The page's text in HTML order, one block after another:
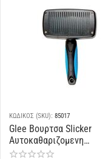
ΚΩΔΙΚΟΣ (SKU): 85017
Glee Βουρτσα Slicker
Αυτοκαθαριζομενη
Μεταλλικη